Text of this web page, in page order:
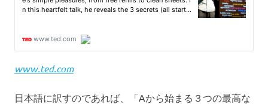
www.ted.com
日本語に訳すのであれば、「Aから始まる３つの最高な